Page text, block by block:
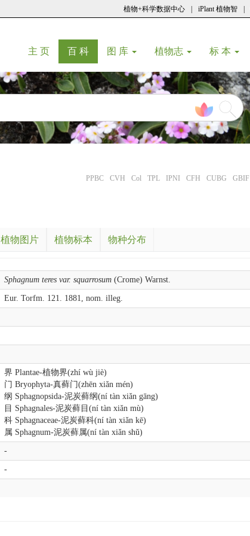
植物+科学数据中心 iPlant 植物智
主 页(current)
百 科(current)
图 库 植物志 标 本
PPBC CVH Col TPL IPNI CFH CUBG GBIF
植物图片 植物标本 物种分布
Sphagnum teres var. squarrosum (Crome) Warnst.
Eur. Torfm. 121. 1881, nom. illeg.
界 Plantae-植物界(zhí wù jiè)
门 Bryophyta-真藓门(zhēn xiǎn mén)
纲 Sphagnopsida-泥炭藓纲(ní tàn xiǎn gāng)
目 Sphagnales-泥炭藓目(ní tàn xiǎn mù)
科 Sphagnaceae-泥炭藓科(ní tàn xiǎn kē)
属 Sphagnum-泥炭藓属(ní tàn xiǎn shǔ)
-
-